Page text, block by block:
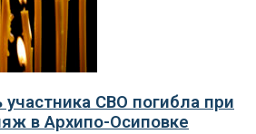
СВО погибла при
в Архипо-Осиповке